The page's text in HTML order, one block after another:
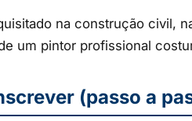
na construção civil,
um pintor profissional
(passo a